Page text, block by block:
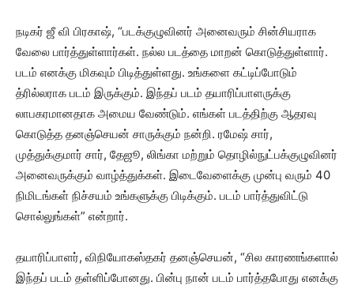
நடிகர் ஜீ வி பிரகாஷ், “படக்குழுவினர் அனைவரும் சின்சியராக
வேலை பார்த்துள்ளார்கள். நல்ல படத்தை மாறன் கொடுத்துள்ளார்.
படம் எனக்கு மிகவும் பிடித்துள்ளது. உங்களை கட்டிப்போடும்
த்ரில்லராக படம் இருக்கும். இந்தப் படம் தயாரிப்பாளருக்கு
லாபகரமானதாக அமைய வேண்டும். எங்கள் படத்திற்கு ஆதரவு
கொடுத்த தனஞ்செயன் சாருக்கும் நன்றி. ரமேஷ் சார்,
முத்துக்குமார் சார், தேஜூ, லிங்கா மற்றும் தொழில்நுட்பக்குழுவினர்
அனைவருக்கும் வாழ்த்துக்கள். இடைவேளைக்கு முன்பு வரும் 40
நிமிடங்கள் நிச்சயம் உங்களுக்கு பிடிக்கும். படம் பார்த்துவிட்டு
சொல்லுங்கள்” என்றார்.
தயாரிப்பாளர், விநியோகஸ்தகர் தனஞ்செயன், “சில காரணங்களால்
இந்தப் படம் தள்ளிப்போனது. பின்பு நான் படம் பார்த்தபோது எனக்கு